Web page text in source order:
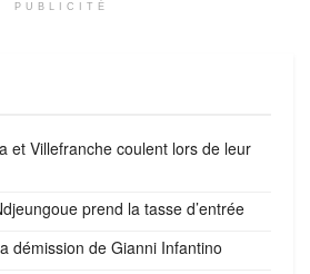
PUBLICITÉ
et Villefranche coulent lors de leur
prend la tasse d’entrée
démission de Gianni Infantino